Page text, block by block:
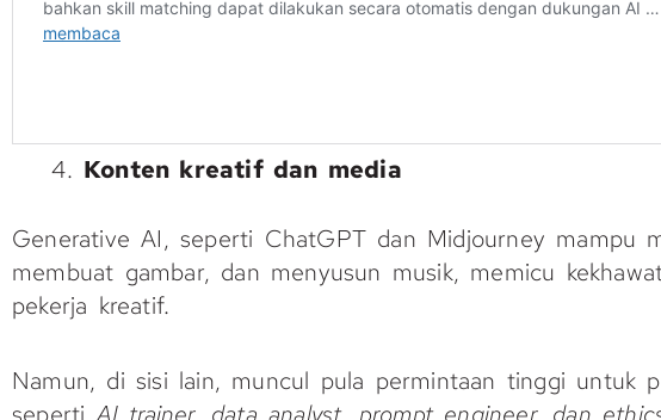
Konten kreatif dan media
Generative AI, seperti ChatGPT dan Midjourney mampu
membuat gambar, dan menyusun musik, memicu
pekerja kreatif.
Namun, di sisi lain, muncul pula permintaan tinggi untuk